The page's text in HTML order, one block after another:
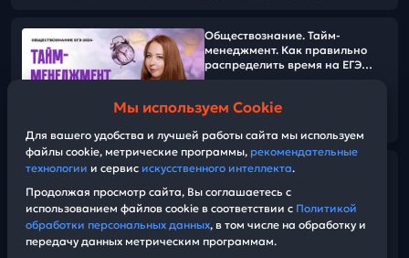
15:59
Обществознание. Тайм-
менеджмент. Как правильно
распределить время на ЕГЭ
10:56
Как сдать ЕГЭ по
за 100 дней?
Мы используем Cookie
Для вашего удобства и лучшей работы сайта мы используем
файлы cookie, метрические программы, рекомендательные
технологии и сервис искусственного интеллекта.
Продолжая просмотр сайта, Вы соглашаетесь с
использованием файлов cookie в соответствии с Политикой
обработки персональных данных, в том числе на обработку и
передачу данных метрическим программам.